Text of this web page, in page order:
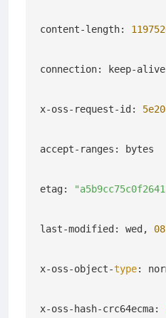
content-length:
connection: keep-alive
x-oss-request-id:
accept-ranges: bytes
etag:
last-modified: wed, 08
x-oss-object-type:
x-oss-hash-crc64ecma: